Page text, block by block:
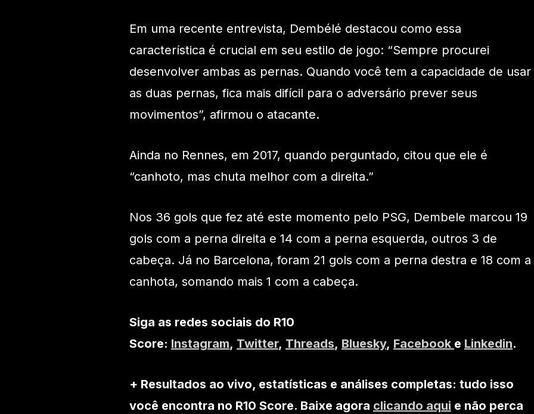
Em uma recente entrevista, Dembélé destacou como essa
característica é crucial em seu estilo de jogo: “Sempre procurei
desenvolver ambas as pernas. Quando você tem a capacidade de usar
as duas pernas, fica mais difícil para o adversário prever seus
movimentos”, afirmou o atacante.
Ainda no Rennes, em 2017, quando perguntado, citou que ele é
“canhoto, mas chuta melhor com a direita.”
Nos 36 gols que fez até este momento pelo PSG, Dembele marcou 19
gols com a perna direita e 14 com a perna esquerda, outros 3 de
cabeça. Já no Barcelona, foram 21 gols com a perna destra e 18 com a
canhota, somando mais 1 com a cabeça.
Siga as redes sociais do R10
Score: Instagram, Twitter, Threads, Bluesky, Facebook e Linkedin.
+ Resultados ao vivo, estatísticas e análises completas: tudo isso
você encontra no R10 Score. Baixe agora clicando aqui e não perca